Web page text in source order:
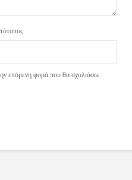
επόμενη φορά που θα σχολιάσω.